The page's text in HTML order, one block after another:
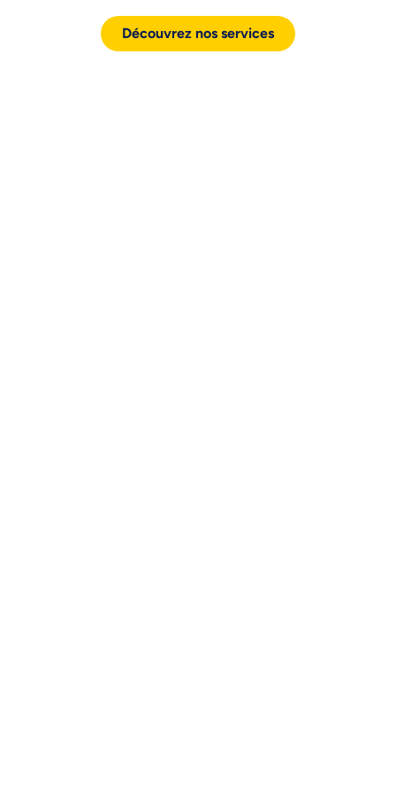
Découvrez nos services